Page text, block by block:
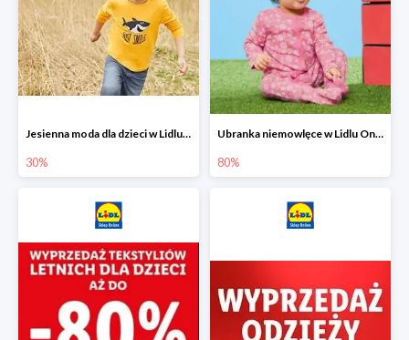
Jesienna moda dla dzieci w Lidlu Online do -30%
30%
Ubranka niemowlęce w Lidlu Online do -80%
80%